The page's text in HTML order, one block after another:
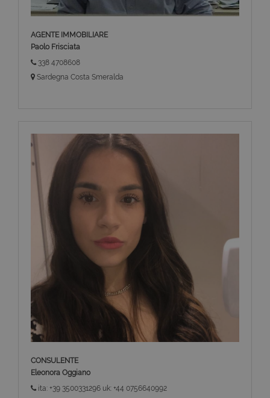
AGENTE IMMOBILIARE
Paolo Frisciata
338 4708608
Sardegna Costa Smeralda
CONSULENTE
Eleonora Oggiano
ita: +39 3500331296 uk: +44 0756640992